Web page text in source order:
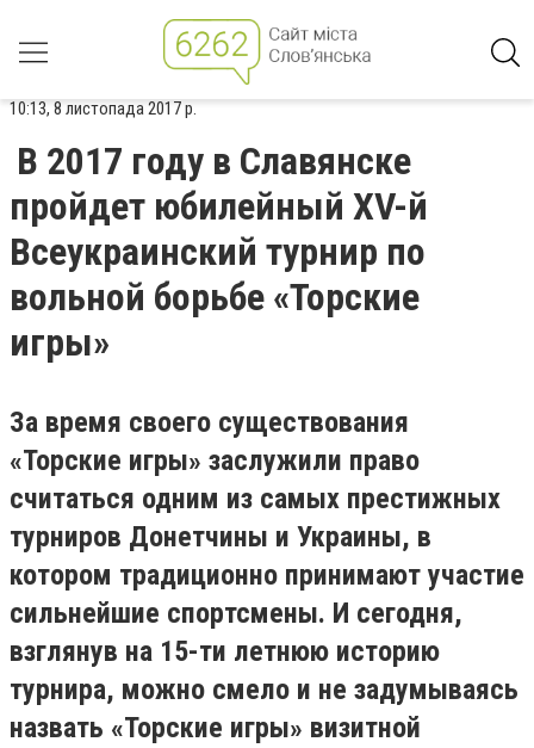
10:13, 8 листопада 2017 р.
В 2017 году в Славянске
пройдет юбилейный XV-й
Всеукраинский турнир по
вольной борьбе «Торские
игры»
За время своего существования
«Торские игры» заслужили право
считаться одним из самых престижных
турниров Донетчины и Украины, в
котором традиционно принимают участие
сильнейшие спортсмены. И сегодня,
взглянув на 15-ти летнюю историю
турнира, можно смело и не задумываясь
назвать «Торские игры» визитной